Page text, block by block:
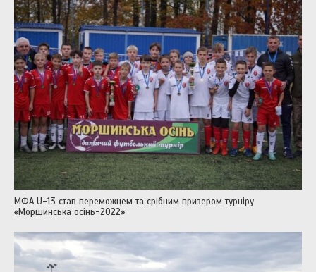
МФА U-13 став переможцем та срібним призером турніру
«Моршинська осінь-2022»